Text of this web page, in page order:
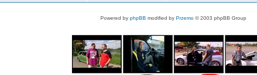
Powered by phpBB modified by Przemo © 2003 phpBB Group